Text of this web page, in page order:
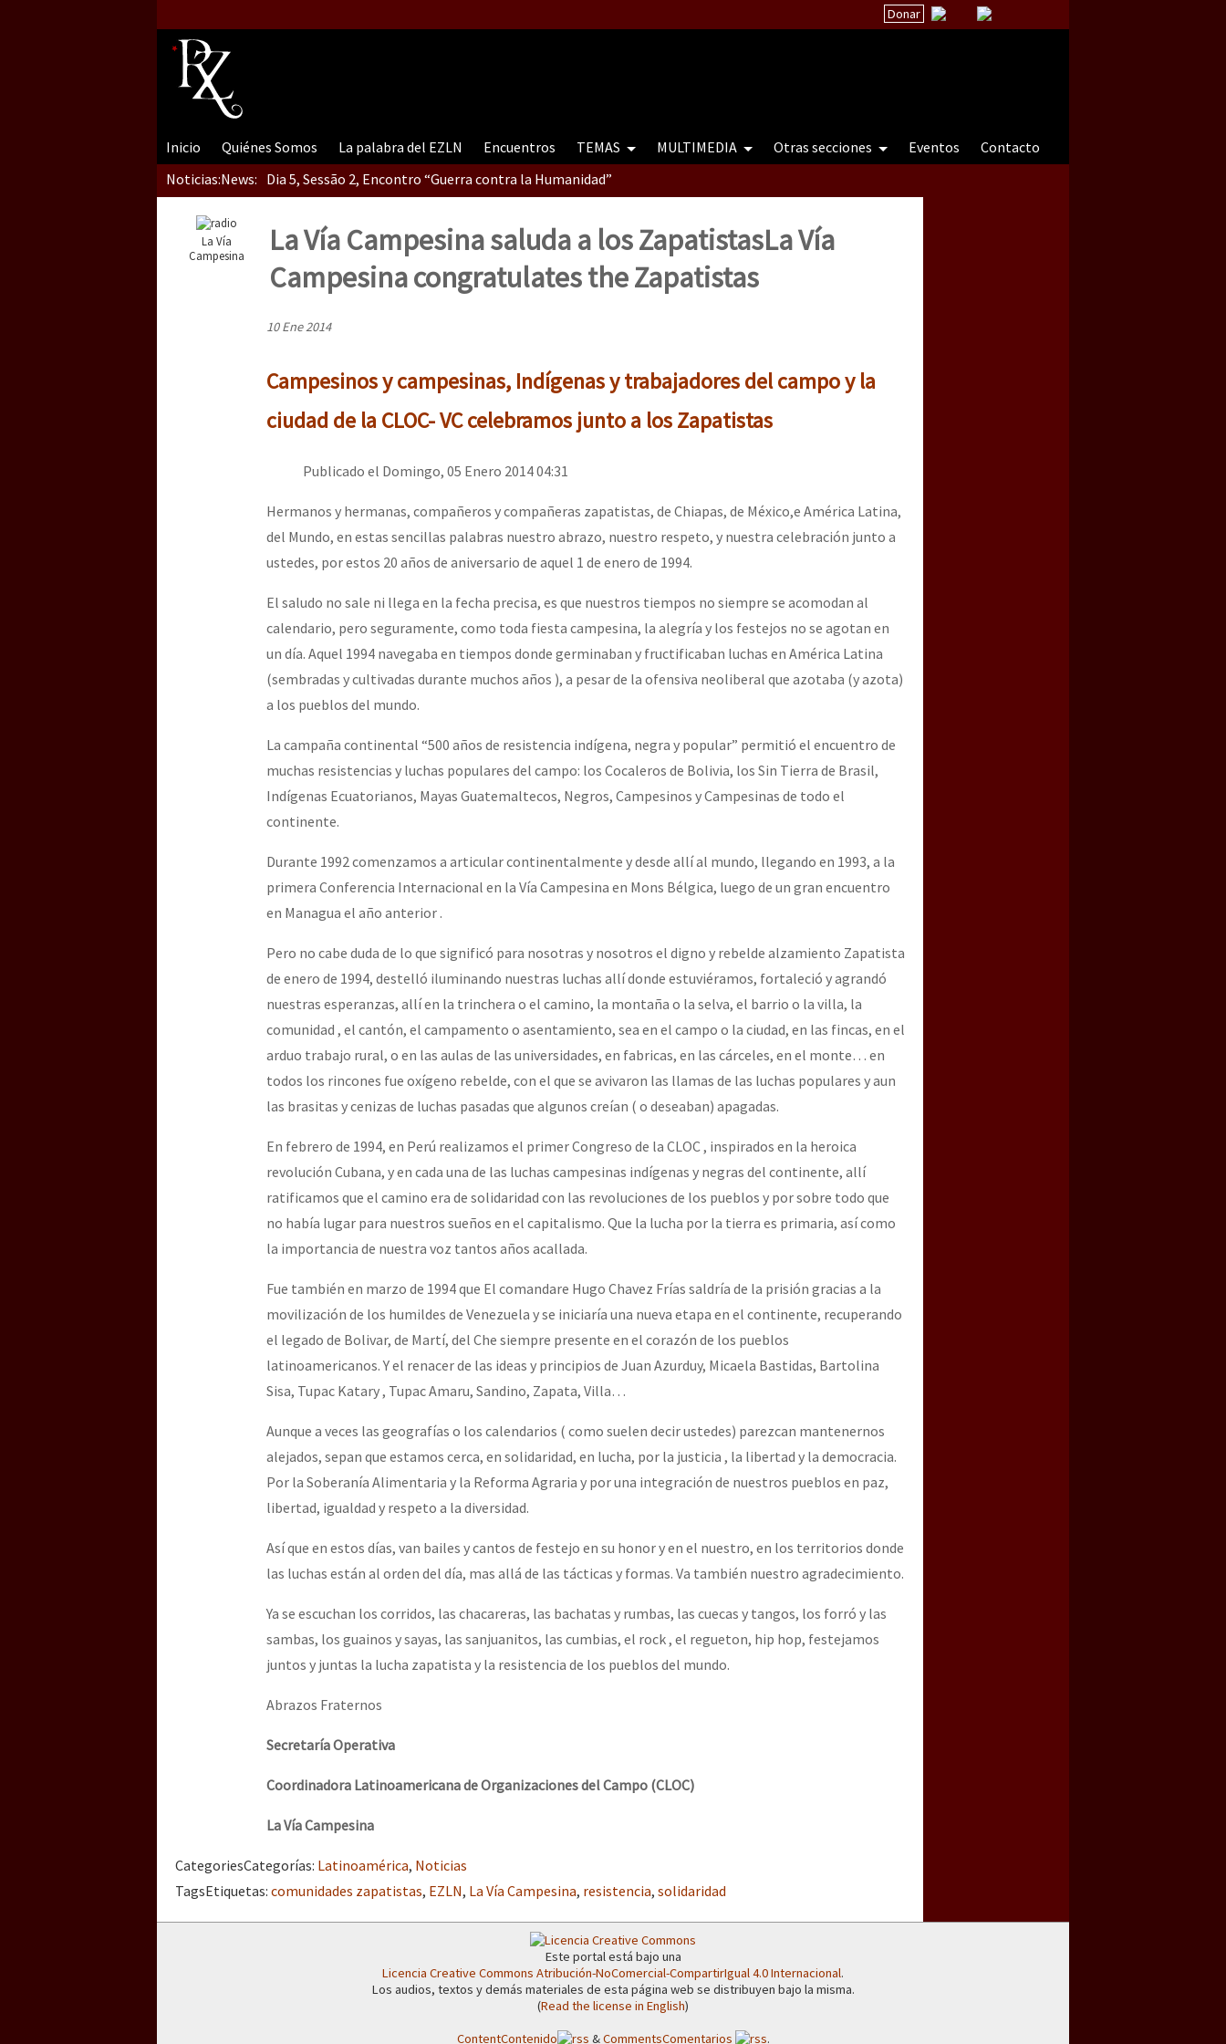
Donar
Inicio Quiénes Somos La palabra del EZLN Encuentros TEMAS MULTIMEDIA Otras secciones Eventos
Contacto
Noticias:News: Dia 5, Sessão 2, Encontro “Guerra contra la Humanidad”
Dia 5, sessão 1, do Encontro “Guerra contra a Humanidade”(As populações e a natureza e a natureza sob cerco)
Dia 4 – Encontro “Guerra contra a Humanidade” (As populações e a natureza sob cerco)
Dia 3 do Encontro “Guerra contra a Humanidade”
Dia 1: Encontro “Guerra contra a Humanidade”
[CDMX – 20 julio] Jornadas globales por la libertad de Jesús Plácido Galindo y el alto a la guerra contra el CIPOG-EZ
Se o México sabe, que o mundo saiba! Nossas lutas pela memória, a justiça e a dignidade
[25 abr – CDMX] Tokín por el CNI: 30 años de Resistencia y Rebeldía
La Vía
Campesina
La Vía Campesina saluda a los ZapatistasLa Vía
Campesina congratulates the Zapatistas
10 Ene 2014
Campesinos y campesinas, Indígenas y trabajadores del campo y la
ciudad de la CLOC- VC celebramos junto a los Zapatistas
Publicado el Domingo, 05 Enero 2014 04:31
Hermanos y hermanas, compañeros y compañeras zapatistas, de Chiapas, de México,e América Latina,
del Mundo, en estas sencillas palabras nuestro abrazo, nuestro respeto, y nuestra celebración junto a
ustedes, por estos 20 años de aniversario de aquel 1 de enero de 1994.
El saludo no sale ni llega en la fecha precisa, es que nuestros tiempos no siempre se acomodan al
calendario, pero seguramente, como toda fiesta campesina, la alegría y los festejos no se agotan en
un día. Aquel 1994 navegaba en tiempos donde germinaban y fructificaban luchas en América Latina
(sembradas y cultivadas durante muchos años ), a pesar de la ofensiva neoliberal que azotaba (y azota)
a los pueblos del mundo.
La campaña continental “500 años de resistencia indígena, negra y popular” permitió el encuentro de
muchas resistencias y luchas populares del campo: los Cocaleros de Bolivia, los Sin Tierra de Brasil,
Indígenas Ecuatorianos, Mayas Guatemaltecos, Negros, Campesinos y Campesinas de todo el
continente.
Durante 1992 comenzamos a articular continentalmente y desde allí al mundo, llegando en 1993, a la
primera Conferencia Internacional en la Vía Campesina en Mons Bélgica, luego de un gran encuentro
en Managua el año anterior .
Pero no cabe duda de lo que significó para nosotras y nosotros el digno y rebelde alzamiento Zapatista
de enero de 1994, destelló iluminando nuestras luchas allí donde estuviéramos, fortaleció y agrandó
nuestras esperanzas, allí en la trinchera o el camino, la montaña o la selva, el barrio o la villa, la
comunidad , el cantón, el campamento o asentamiento, sea en el campo o la ciudad, en las fincas, en el
arduo trabajo rural, o en las aulas de las universidades, en fabricas, en las cárceles, en el monte… en
todos los rincones fue oxígeno rebelde, con el que se avivaron las llamas de las luchas populares y aun
las brasitas y cenizas de luchas pasadas que algunos creían ( o deseaban) apagadas.
En febrero de 1994, en Perú realizamos el primer Congreso de la CLOC , inspirados en la heroica
revolución Cubana, y en cada una de las luchas campesinas indígenas y negras del continente, allí
ratificamos que el camino era de solidaridad con las revoluciones de los pueblos y por sobre todo que
no había lugar para nuestros sueños en el capitalismo. Que la lucha por la tierra es primaria, así como
la importancia de nuestra voz tantos años acallada.
Fue también en marzo de 1994 que El comandare Hugo Chavez Frías saldría de la prisión gracias a la
movilización de los humildes de Venezuela y se iniciaría una nueva etapa en el continente, recuperando
el legado de Bolivar, de Martí, del Che siempre presente en el corazón de los pueblos
latinoamericanos. Y el renacer de las ideas y principios de Juan Azurduy, Micaela Bastidas, Bartolina
Sisa, Tupac Katary , Tupac Amaru, Sandino, Zapata, Villa…
Aunque a veces las geografías o los calendarios ( como suelen decir ustedes) parezcan mantenernos
alejados, sepan que estamos cerca, en solidaridad, en lucha, por la justicia , la libertad y la democracia.
Por la Soberanía Alimentaria y la Reforma Agraria y por una integración de nuestros pueblos en paz,
libertad, igualdad y respeto a la diversidad.
Así que en estos días, van bailes y cantos de festejo en su honor y en el nuestro, en los territorios donde
las luchas están al orden del día, mas allá de las tácticas y formas. Va también nuestro agradecimiento.
Ya se escuchan los corridos, las chacareras, las bachatas y rumbas, las cuecas y tangos, los forró y las
sambas, los guainos y sayas, las sanjuanitos, las cumbias, el rock , el regueton, hip hop, festejamos
juntos y juntas la lucha zapatista y la resistencia de los pueblos del mundo.
Abrazos Fraternos
Secretaría Operativa
Coordinadora Latinoamericana de Organizaciones del Campo (CLOC)
La Vía Campesina
CategoriesCategorías: Latinoamérica, Noticias
TagsEtiquetas: comunidades zapatistas, EZLN, La Vía Campesina, resistencia, solidaridad
Este portal está bajo una
Licencia Creative Commons Atribución-NoComercial-CompartirIgual 4.0 Internacional.
Los audios, textos y demás materiales de esta página web se distribuyen bajo la misma.
(Read the license in English)
ContentContenido &CommentsComentarios .